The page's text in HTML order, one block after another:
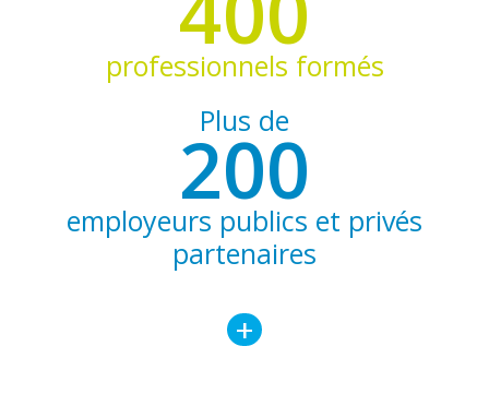
professionnels formés
Plus de
200
employeurs publics et privés
partenaires
+